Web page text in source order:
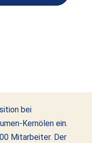
bei
Kernölen ein.
Mitarbeiter. Der